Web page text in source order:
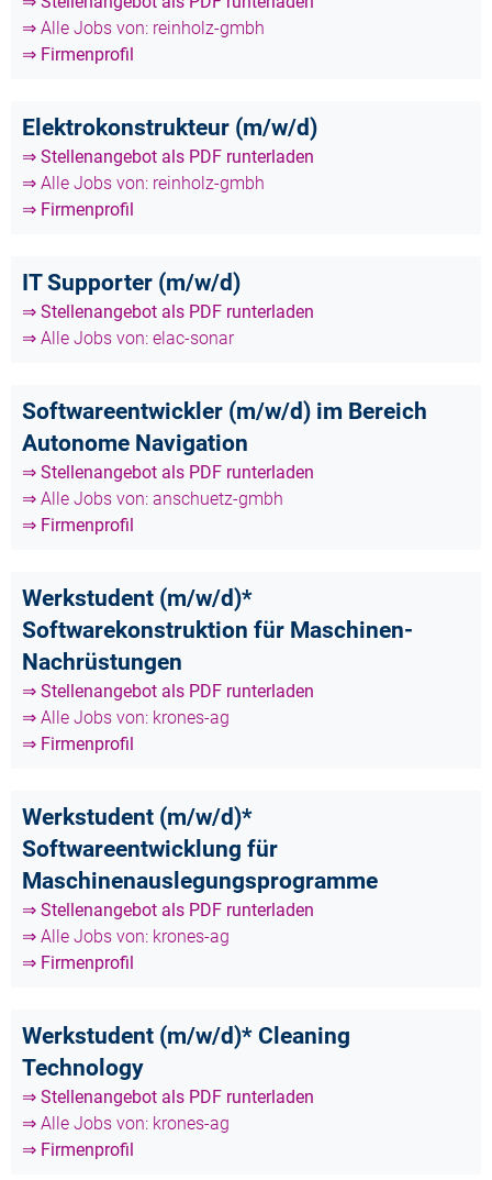
⇒ Alle Jobs von: reinholz-gmbh
⇒ Firmenprofil
Elektrokonstrukteur (m/w/d)
⇒ Stellenangebot als PDF runterladen
⇒ Alle Jobs von: reinholz-gmbh
⇒ Firmenprofil
IT Supporter (m/w/d)
⇒ Stellenangebot als PDF runterladen
⇒ Alle Jobs von: elac-sonar
Softwareentwickler (m/w/d) im Bereich
Autonome Navigation
⇒ Stellenangebot als PDF runterladen
⇒ Alle Jobs von: anschuetz-gmbh
⇒ Firmenprofil
Werkstudent (m/w/d)*
Softwarekonstruktion für Maschinen-
Nachrüstungen
⇒ Stellenangebot als PDF runterladen
⇒ Alle Jobs von: krones-ag
⇒ Firmenprofil
Werkstudent (m/w/d)*
Softwareentwicklung für
Maschinenauslegungsprogramme
⇒ Stellenangebot als PDF runterladen
⇒ Alle Jobs von: krones-ag
⇒ Firmenprofil
Werkstudent (m/w/d)* Cleaning
Technology
⇒ Stellenangebot als PDF runterladen
⇒ Alle Jobs von: krones-ag
⇒ Firmenprofil